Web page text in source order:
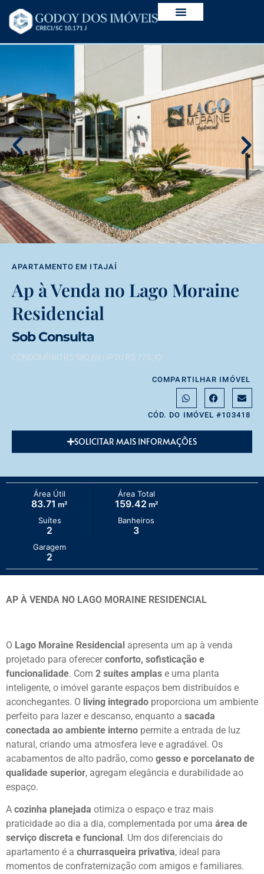
APARTAMENTO EM ITAJAÍ
Ap à Venda no Lago Moraine
Residencial
Sob Consulta
CONDOMÍNIO R$ 580,69 | IPTU R$ 775,42
COMPARTILHAR IMÓVEL
CÓD. DO IMÓVEL #103418
SOLICITAR MAIS INFORMAÇÕES
Área Útil
83.71 m²
Área Total
159.42 m²
Suítes
2
Banheiros
3
Garagem
2
AP À VENDA NO LAGO MORAINE RESIDENCIAL
O Lago Moraine Residencial apresenta um ap à venda
projetado para oferecerconforto, sofisticação e
funcionalidade. Com 2 suítes amplas e uma planta
inteligente, o imóvel garante espaços bem distribuídos e
aconchegantes. O living integrado proporciona um ambiente
perfeito para lazer e descanso, enquanto a sacada
conectada ao ambiente interno permite a entrada de luz
natural, criando uma atmosfera leve e agradável. Os
acabamentos de alto padrão, como gesso e porcelanato de
qualidade superior, agregam elegância e durabilidade ao
espaço.
A cozinha planejada otimiza o espaço e traz mais
praticidade ao dia a dia, complementada por uma área de
serviço discreta e funcional . Um dos diferenciais do
apartamento é a churrasqueira privativa, ideal para
momentos de confraternização com amigos e familiares.